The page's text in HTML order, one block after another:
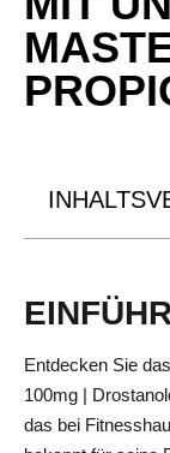
Entdecken Sie
100mg |
das bei